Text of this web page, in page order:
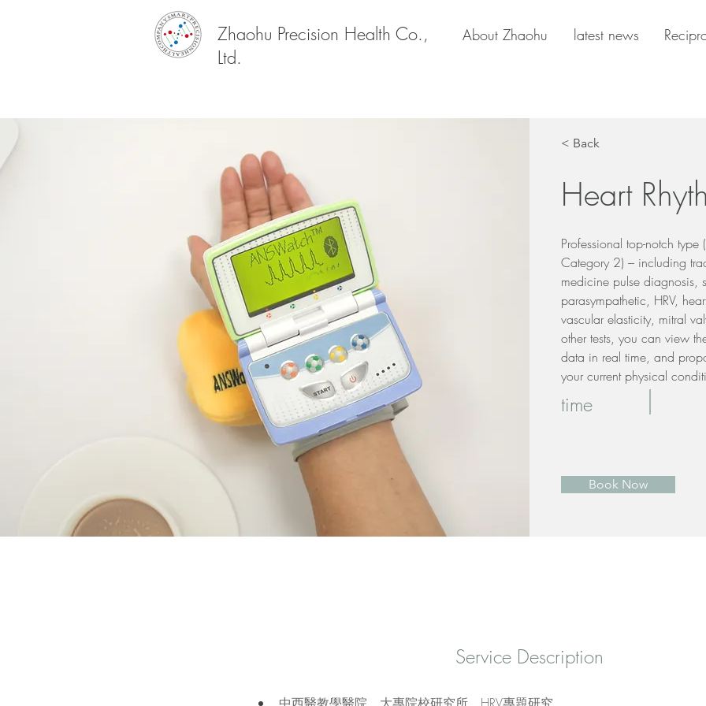
Zhaohu Precision Health Co.,
Ltd.
About Zhaohu latest news
< Back
Heart
Professional top-notch
Category 2) – including
medicine pulse diagnosis,
parasympathetic, HRV,
vascular elasticity, mitral
other tests, you can view
data in real time, and
your current physical
time
Book Now
​Service Description